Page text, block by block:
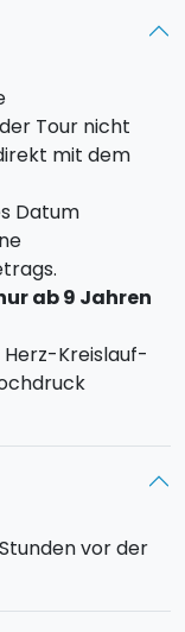
Tour nicht
mit dem
Datum
ab 9 Jahren
Herz-Kreislauf-
vor der